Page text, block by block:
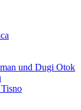
und Dugi Otok